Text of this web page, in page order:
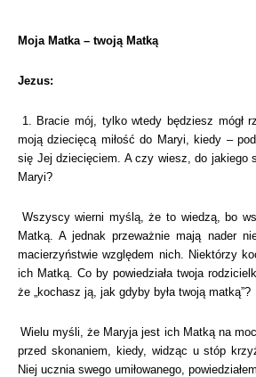
Moja Matka – twoją Matką
Jezus:
1. Bracie mój, tylko wtedy będziesz mógł
moją dziecięcą miłość do Maryi, kiedy –
się Jej dziecięciem. A czy wiesz, do jakiego
Maryi?
Wszyscy wierni myślą, że to wiedzą, bo
Matką. A jednak przeważnie mają nader
macierzyństwie względem nich. Niektórzy
ich Matką. Co by powiedziała twoja
że „kochasz ją, jak gdyby była twoją matką”?
Wielu myśli, że Maryja jest ich Matką na
przed skonaniem, kiedy, widząc u stóp
Niej ucznia swego umiłowanego,